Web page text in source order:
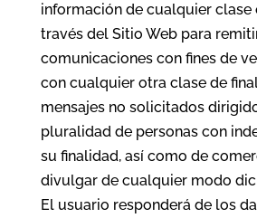
información de cualquier clase
través del Sitio Web para
comunicaciones con fines de
con cualquier otra clase de
mensajes no solicitados
pluralidad de personas con
su finalidad, así como de
divulgar de cualquier modo
El usuario responderá de los